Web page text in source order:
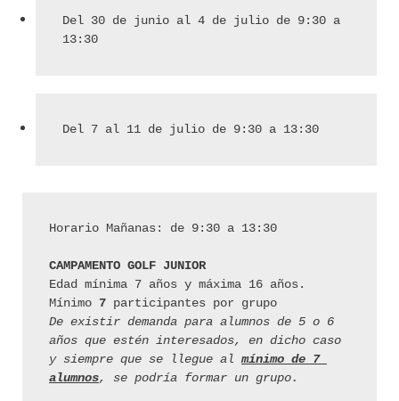
Del 30 de junio al 4 de julio de 9:30 a
13:30
Del 7 al 11 de julio de 9:30 a 13:30
Horario Mañanas: de 9:30 a 13:30
CAMPAMENTO GOLF JUNIOR
Edad mínima 7 años y máxima 16 años.
Mínimo 7 participantes por grupo
De existir demanda para alumnos de 5 o 6
años que estén interesados, en dicho caso
y siempre que se llegue al mínimo de 7
alumnos, se podría formar un grupo.